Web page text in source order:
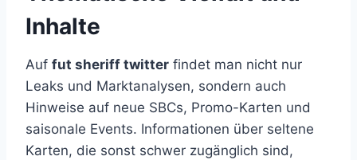
Inhalte
Auf fut sheriff twitter findet man nicht nur
Leaks und Marktanalysen, sondern auch
Hinweise auf neue SBCs, Promo-Karten und
saisonale Events. Informationen über seltene
Karten, die sonst schwer zugänglich sind,